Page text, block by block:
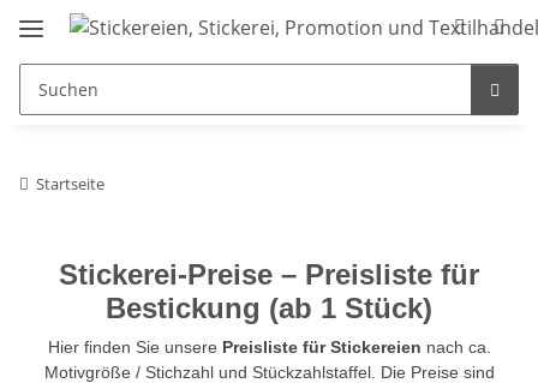
Startseite
Stickerei-Preise – Preisliste für
Bestickung (ab 1 Stück)
Hier finden Sie unsere Preisliste für Stickereien nach ca.
Motivgröße / Stichzahl und Stückzahlstaffel. Die Preise sind